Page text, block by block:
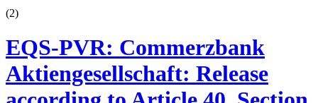
(2)
EQS-PVR: Commerzbank
Aktiengesellschaft: Release